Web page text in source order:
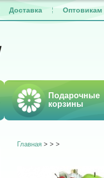
Доставка Оптовикам
Подарочные
корзины
Главная > > >